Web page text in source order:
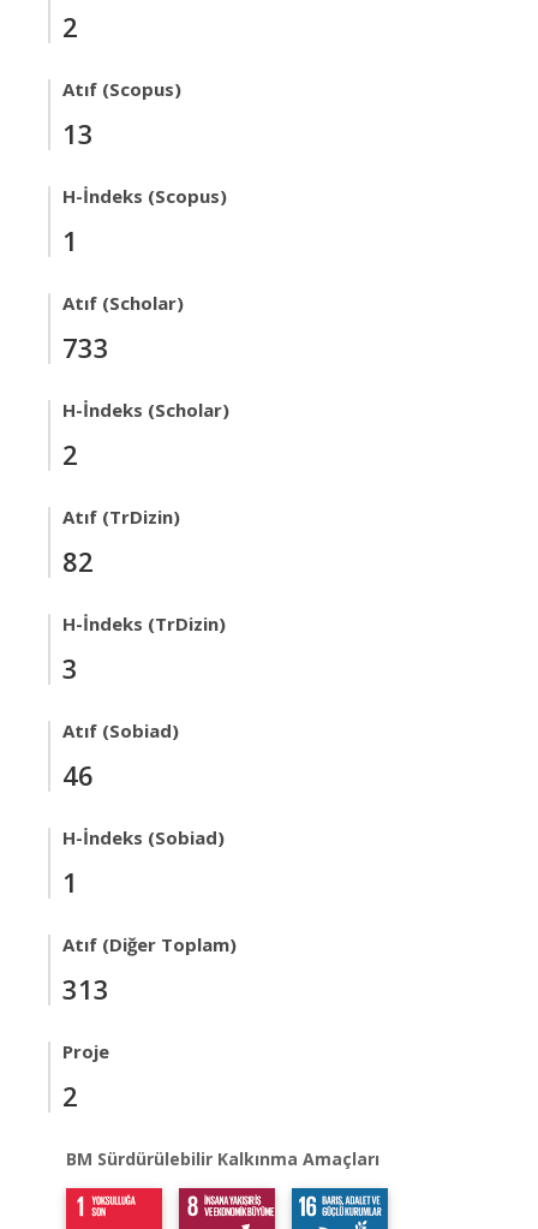
2
Atıf (Scopus)
13
H-İndeks (Scopus)
1
Atıf (Scholar)
733
H-İndeks (Scholar)
2
Atıf (TrDizin)
82
H-İndeks (TrDizin)
3
Atıf (Sobiad)
46
H-İndeks (Sobiad)
1
Atıf (Diğer Toplam)
313
Proje
2
BM Sürdürülebilir Kalkınma Amaçları